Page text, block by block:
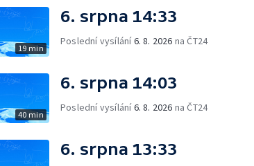
19 min
6. srpna 14:33
Poslední vysílání6. 8. 2026 na ČT24
40 min
6. srpna 14:03
Poslední vysílání6. 8. 2026 na ČT24
6. srpna 13:33